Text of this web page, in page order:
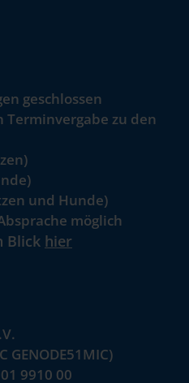
geschlossen
zu den
und Hunde)
möglich
Blick hier
9910 00